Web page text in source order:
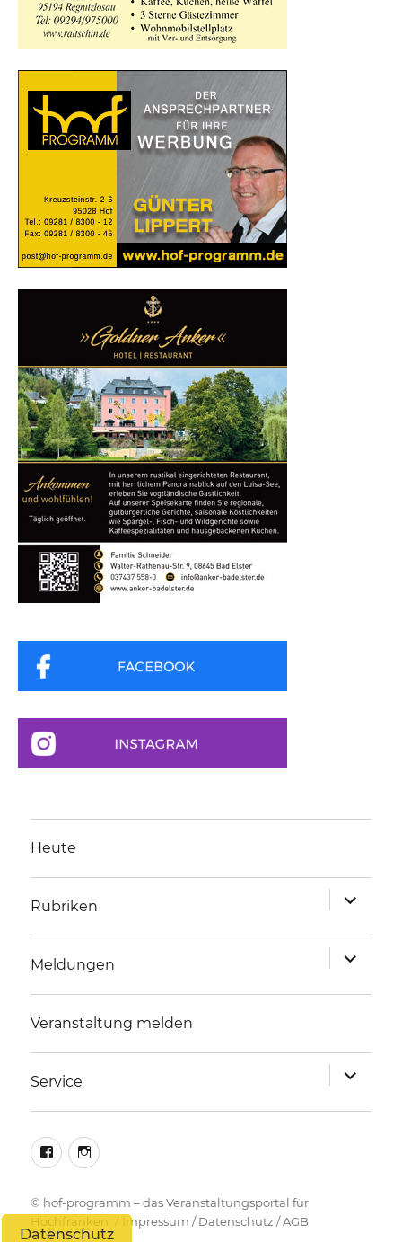
Heute
Rubriken
anzeigen
Meldungen
anzeigen
Veranstaltung melden
Service
anzeigen
facebookinstagram
© hof-programm – das Veranstaltungsportal für
Hochfranken
Impressum /Datenschutz /AGB
Datenschutz